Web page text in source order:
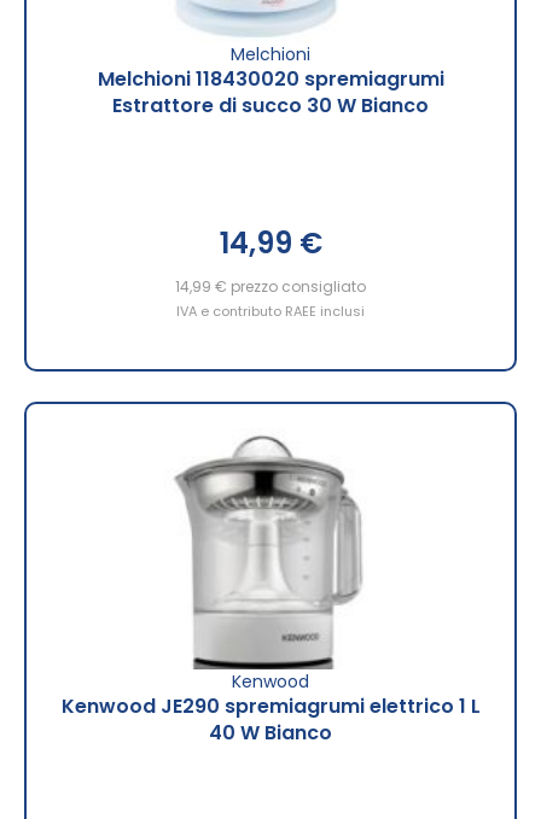
Melchioni
Melchioni 118430020 spremiagrumi
Estrattore di succo 30 W Bianco
14,99 €
14,99 € prezzo consigliato
IVA e contributo RAEE inclusi
Kenwood
Kenwood JE290 spremiagrumi elettrico 1 L
40 W Bianco